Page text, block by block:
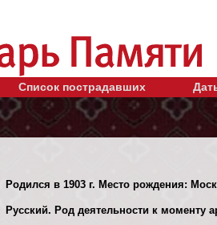
Список пострадавших
Родился в 1903 г. Место рождения:
Русский. Род деятельности к моменту